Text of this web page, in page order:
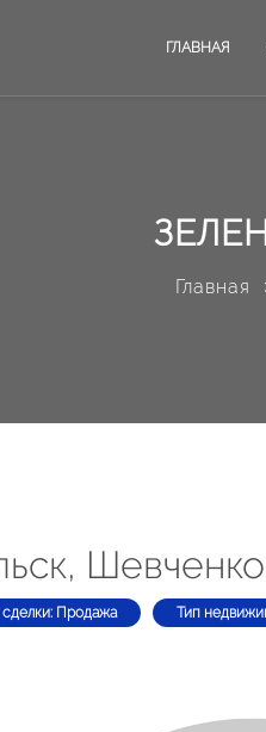
ГЛАВНАЯ
Главная
сделки: Продажа Тип